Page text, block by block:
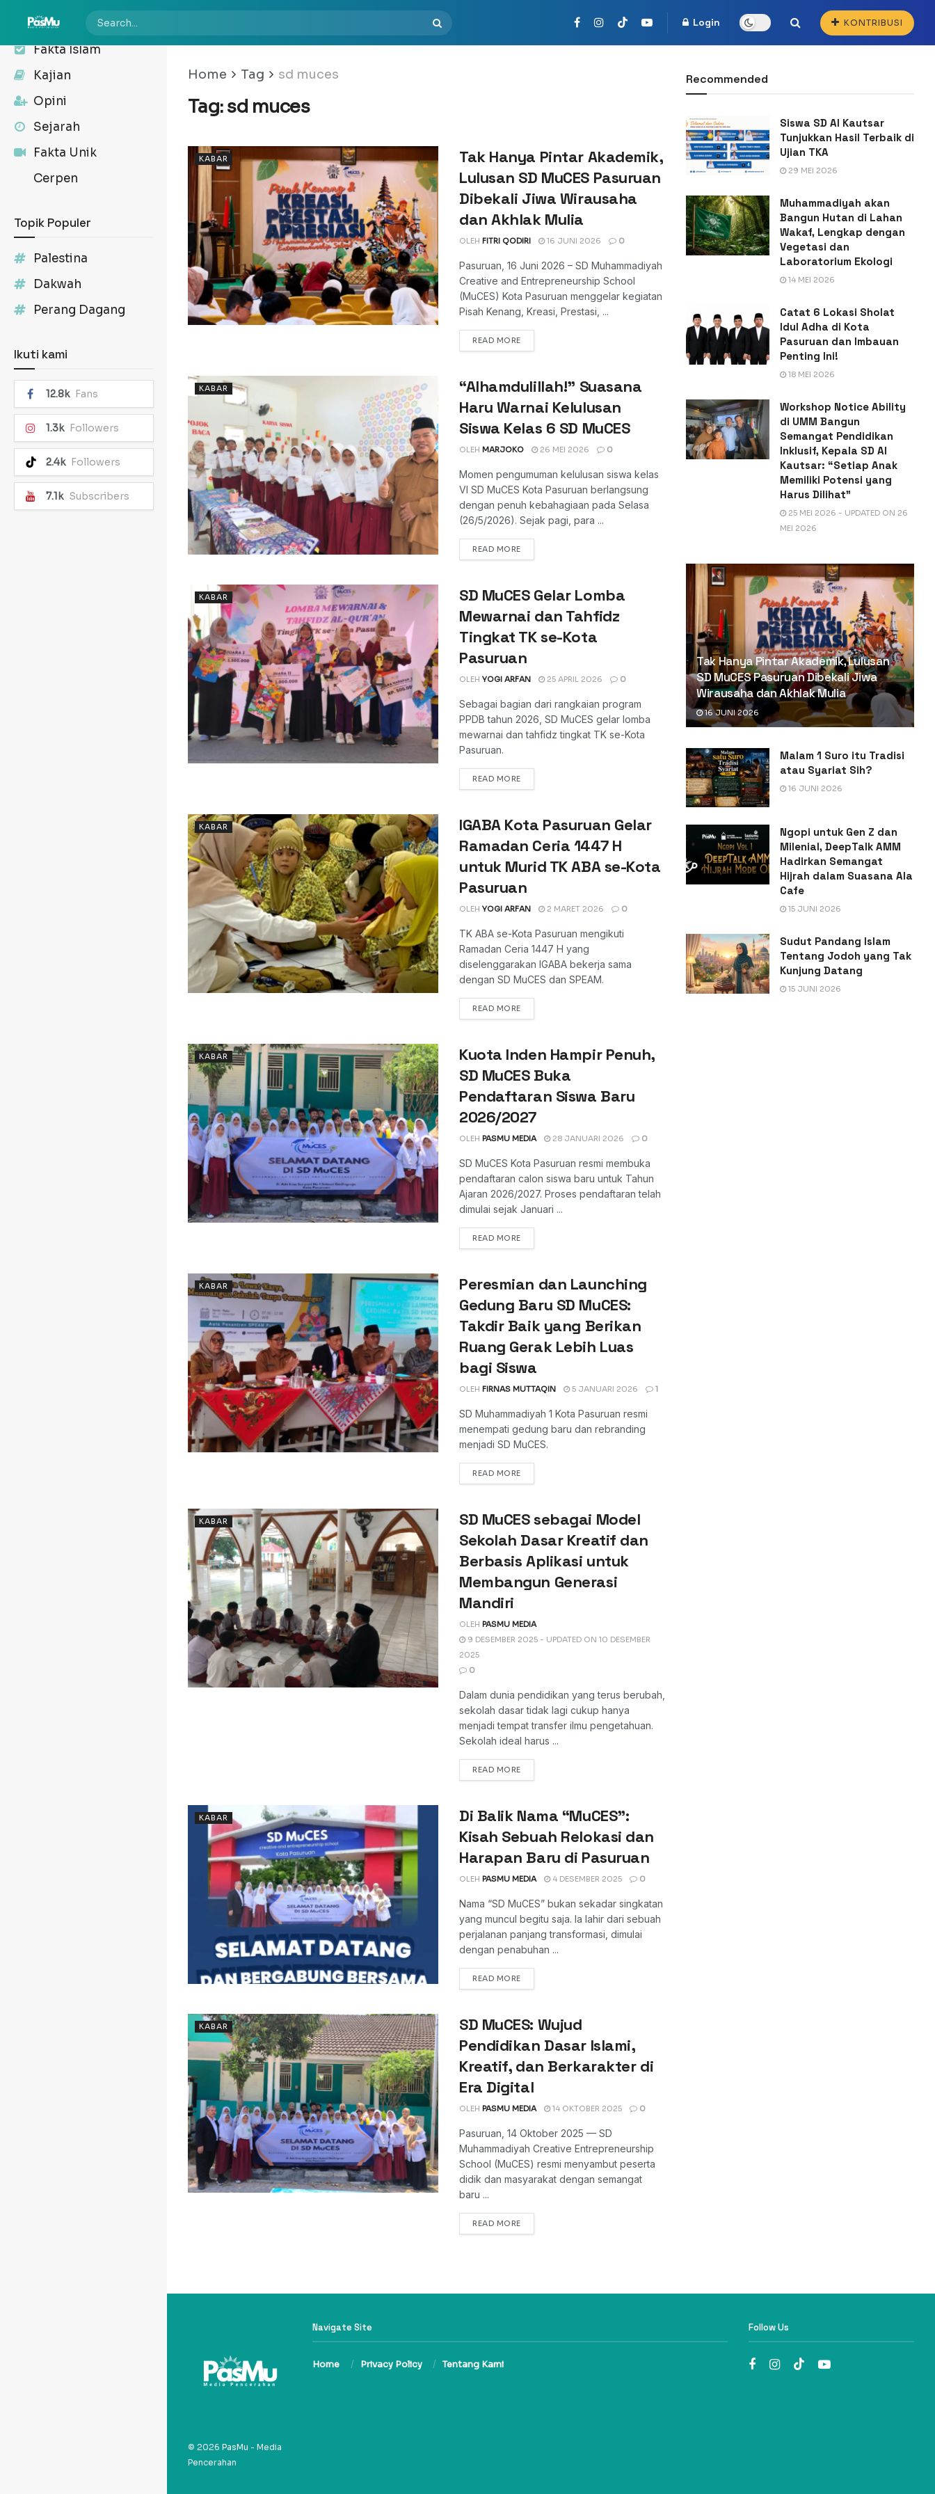
Kabar
Fakta Islam
Kajian
Opini
Sejarah
Fakta Unik
Cerpen
Topik Populer
Palestina
Dakwah
Perang Dagang
Ikuti kami
12.8k Fans
1.3k Followers
2.4k Followers
7.1k Subscribers
Login KONTRIBUSI
Home Tag sd muces
Tag:sd muces
KABAR
Tak Hanya Pintar Akademik,
Lulusan SD MuCES Pasuruan
Dibekali Jiwa Wirausaha
dan Akhlak Mulia
OLEH FITRI QODIRI 16 JUNI 2026 0
Pasuruan, 16 Juni 2026 – SD Muhammadiyah
Creative and Entrepreneurship School
(MuCES) Kota Pasuruan menggelar kegiatan
Pisah Kenang, Kreasi, Prestasi, ...
READ MOREDETAILS
KABAR
“Alhamdulillah!” Suasana
Haru Warnai Kelulusan
Siswa Kelas 6 SD MuCES
OLEH MARJOKO 26 MEI 2026 0
Momen pengumuman kelulusan siswa kelas
VI SD MuCES Kota Pasuruan berlangsung
dengan penuh kebahagiaan pada Selasa
(26/5/2026). Sejak pagi, para ...
READ MOREDETAILS
KABAR
SD MuCES Gelar Lomba
Mewarnai dan Tahfidz
Tingkat TK se-Kota
Pasuruan
OLEH YOGI ARFAN 25 APRIL 2026 0
Sebagai bagian dari rangkaian program
PPDB tahun 2026, SD MuCES gelar lomba
mewarnai dan tahfidz tingkat TK se-Kota
Pasuruan.
READ MOREDETAILS
KABAR
IGABA Kota Pasuruan Gelar
Ramadan Ceria 1447 H
untuk Murid TK ABA se-Kota
Pasuruan
OLEH YOGI ARFAN 2 MARET 2026 0
TK ABA se-Kota Pasuruan mengikuti
Ramadan Ceria 1447 H yang
diselenggarakan IGABA bekerja sama
dengan SD MuCES dan SPEAM.
READ MOREDETAILS
KABAR
Kuota Inden Hampir Penuh,
SD MuCES Buka
Pendaftaran Siswa Baru
2026/2027
OLEH PASMU MEDIA 28 JANUARI 2026 0
SD MuCES Kota Pasuruan resmi membuka
pendaftaran calon siswa baru untuk Tahun
Ajaran 2026/2027. Proses pendaftaran telah
dimulai sejak Januari ...
READ MOREDETAILS
KABAR
Peresmian dan Launching
Gedung Baru SD MuCES:
Takdir Baik yang Berikan
Ruang Gerak Lebih Luas
bagi Siswa
OLEH FIRNAS MUTTAQIN 5 JANUARI 2026 1
SD Muhammadiyah 1 Kota Pasuruan resmi
menempati gedung baru dan rebranding
menjadi SD MuCES.
READ MOREDETAILS
KABAR
SD MuCES sebagai Model
Sekolah Dasar Kreatif dan
Berbasis Aplikasi untuk
Membangun Generasi
Mandiri
OLEH PASMU MEDIA
9 DESEMBER 2025 - UPDATED ON 10 DESEMBER
2025
0
Dalam dunia pendidikan yang terus berubah,
sekolah dasar tidak lagi cukup hanya
menjadi tempat transfer ilmu pengetahuan.
Sekolah ideal harus ...
READ MOREDETAILS
KABAR
Di Balik Nama “MuCES”:
Kisah Sebuah Relokasi dan
Harapan Baru di Pasuruan
OLEH PASMU MEDIA 4 DESEMBER 2025 0
Nama “SD MuCES” bukan sekadar singkatan
yang muncul begitu saja. Ia lahir dari sebuah
perjalanan panjang transformasi, dimulai
dengan penabuhan ...
READ MOREDETAILS
KABAR
SD MuCES: Wujud
Pendidikan Dasar Islami,
Kreatif, dan Berkarakter di
Era Digital
OLEH PASMU MEDIA 14 OKTOBER 2025 0
Pasuruan, 14 Oktober 2025 — SD
Muhammadiyah Creative Entrepreneurship
School (MuCES) resmi menyambut peserta
didik dan masyarakat dengan semangat
baru ...
READ MOREDETAILS
Recommended
Siswa SD Al Kautsar
Tunjukkan Hasil Terbaik di
Ujian TKA
29 MEI 2026
Muhammadiyah akan
Bangun Hutan di Lahan
Wakaf, Lengkap dengan
Vegetasi dan
Laboratorium Ekologi
14 MEI 2026
Catat 6 Lokasi Sholat
Idul Adha di Kota
Pasuruan dan Imbauan
Penting Ini!
18 MEI 2026
Workshop Notice Ability
di UMM Bangun
Semangat Pendidikan
Inklusif, Kepala SD Al
Kautsar: “Setiap Anak
Memiliki Potensi yang
Harus Dilihat”
25 MEI 2026 - UPDATED ON 26
MEI 2026
Tak Hanya Pintar Akademik, Lulusan
SD MuCES Pasuruan Dibekali Jiwa
Wirausaha dan Akhlak Mulia
16 JUNI 2026
Malam 1 Suro itu Tradisi
atau Syariat Sih?
16 JUNI 2026
Ngopi untuk Gen Z dan
Milenial, DeepTalk AMM
Hadirkan Semangat
Hijrah dalam Suasana Ala
Cafe
15 JUNI 2026
Sudut Pandang Islam
Tentang Jodoh yang Tak
Kunjung Datang
15 JUNI 2026
© 2026 PasMu - Media
Pencerahan
Navigate Site
Home Privacy Policy Tentang Kami
Follow Us